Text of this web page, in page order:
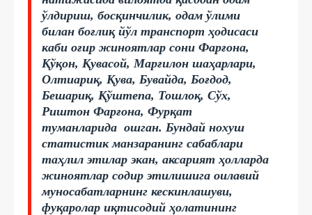
ўлдириш, босқинчилик, одам ўлими
билан боғлиқ йўл транспорт ҳодисаси
каби оғир жиноятлар сони Фарғона,
Қўқон, Қувасой, Марғилон шаҳарлари,
Олтиариқ, Қува, Бувайда, Боғдод,
Бешариқ, Қўштепа, Тошлоқ, Сўх,
Риштон Фарғона, Фурқат
туманларида ошган. Бундай нохуш
статистик манзаранинг сабаблари
таҳлил этилар экан, аксарият ҳолларда
жиноятлар содир этилишига оилавий
муносабатларнинг кескинлашуви,
фуқаролар иқтисодий ҳолатининг